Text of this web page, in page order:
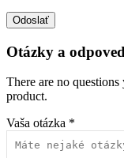
Otázky a
There are no
product.
Vaša otázka *